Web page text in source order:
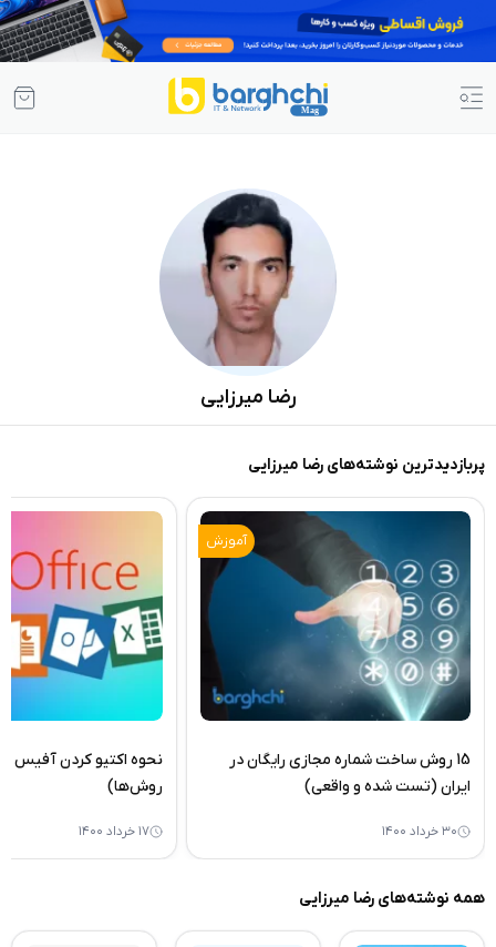
رضا میرزایی
پربازدیدترین نوشته‌های رضا میرزایی
15 روش ساخت شماره مجازی رایگان در
ایران (تست شده و واقعی)
۳۰ خرداد ۱۴۰۰
آموزش
روش‌ها)
۱۷ خرداد ۱۴۰۰
همه نوشته‌های رضا میرزایی